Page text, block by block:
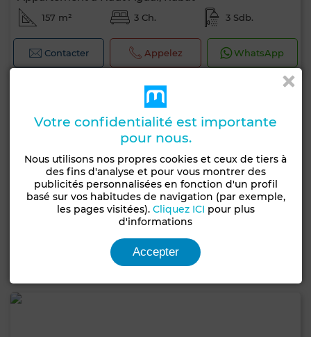
157 m² 3 Ch. 3 Sdb.
Contacter Appelez WhatsApp
Votre confidentialité est importante
pour nous.
Nous utilisons nos propres cookies et ceux de tiers à
des fins d'analyse et pour vous montrer des
publicités personnalisées en fonction d'un profil
basé sur vos habitudes de navigation (par exemple,
les pages visitées). Cliquez ICI pour plus
d'informations
Accepter